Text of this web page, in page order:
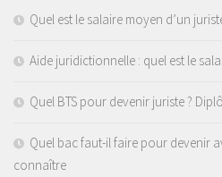
Quel est le salaire moyen d’un
Aide juridictionnelle : quel est le
Quel BTS pour devenir juriste ?
Quel bac faut-il faire pour devenir
connaître